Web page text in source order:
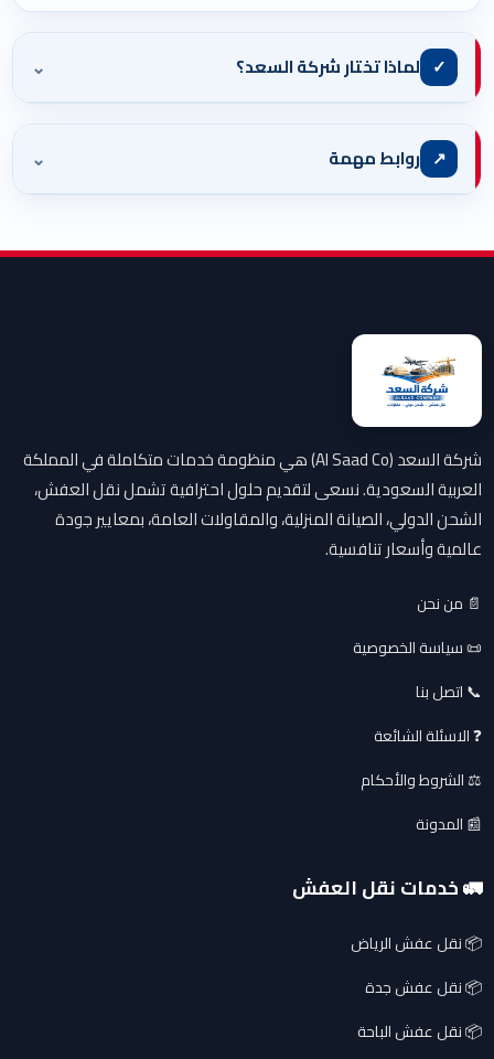
✓ لماذا تختار شركة السعد؟ ⌄
↗ روابط مهمة ⌄
شركة السعد (Al Saad Co) هي منظومة خدمات متكاملة في المملكة
العربية السعودية. نسعى لتقديم حلول احترافية تشمل نقل العفش،
الشحن الدولي، الصيانة المنزلية، والمقاولات العامة، بمعايير جودة
عالمية وأسعار تنافسية.
📄 من نحن
📜 سياسة الخصوصية
📞 اتصل بنا
❓ الاسئلة الشائعة
⚖️ الشروط والأحكام
📰 المدونة
🚛 خدمات نقل العفش
📦 نقل عفش الرياض
📦 نقل عفش جدة
📦 نقل عفش الباحة